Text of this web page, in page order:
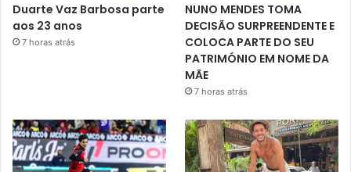
Duarte Vaz Barbosa parte
aos 23 anos
7 horas atrás
NUNO MENDES TOMA
DECISÃO SURPREENDENTE E
COLOCA PARTE DO SEU
PATRIMÓNIO EM NOME DA
MÃE
7 horas atrás